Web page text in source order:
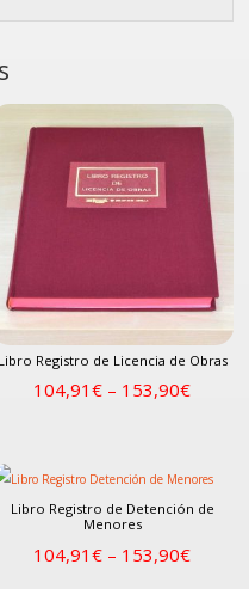
Libro Registro de Licencia de Obras
104,91€ – 153,90€
Libro Registro de Detención de
Menores
104,91€ – 153,90€